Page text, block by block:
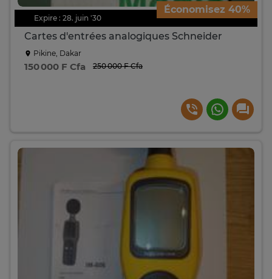
Expire : 28. juin '30
Économisez 40%
Cartes d'entrées analogiques Schneider
Pikine, Dakar
150 000 F Cfa 250 000 F Cfa